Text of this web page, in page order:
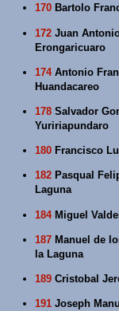
170 Bartolo
172 Juan
Erongaricuaro
174Antonio
Huandacareo
178 Salvador
Yuririapundaro
180 Francisco
182 Pasqual
Laguna
184Miguel
187 Manuel de
la Laguna
189 Cristobal
191 Joseph